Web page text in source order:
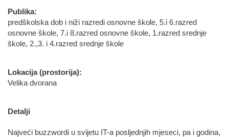
Publika:
predškolska dob i niži razredi osnovne škole, 5.i 6.razred
osnovne škole, 7.i 8.razred osnovne škole, 1.razred srednje
škole, 2.,3. i 4.razred srednje škole
Lokacija (prostorija):
Velika dvorana
Detalji
Najveći buzzwordi u svijetu IT-a posljednjih mjeseci, pa i godina,